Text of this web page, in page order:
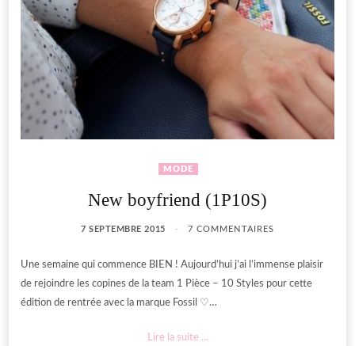
MODE
New boyfriend (1P10S)
7 SEPTEMBRE 2015 7 COMMENTAIRES
Une semaine qui commence BIEN ! Aujourd’hui j’ai l’immense plaisir
de rejoindre les copines de la team 1 Pièce – 10 Styles pour cette
édition de rentrée avec la marque Fossil ♡…
Lire la suite ...